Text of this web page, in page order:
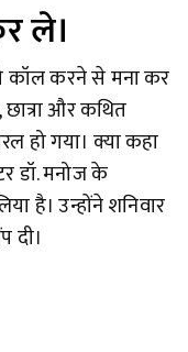
ले।
कॉल करने से मना कर
छात्रा और कथित
हो गया। क्या कहा
डॉ. मनोज के
है। उन्होंने शनिवार
दी।